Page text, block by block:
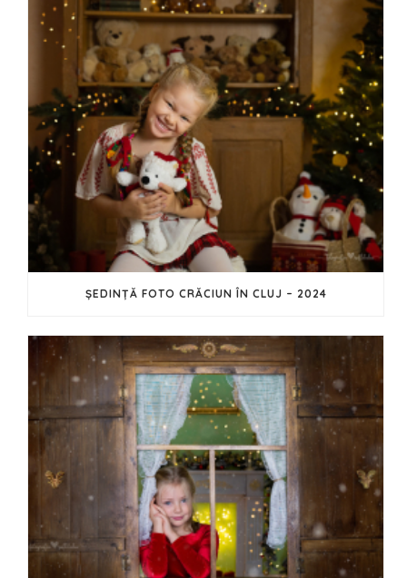
ȘEDINȚĂ FOTO CRĂCIUN ÎN CLUJ – 2024